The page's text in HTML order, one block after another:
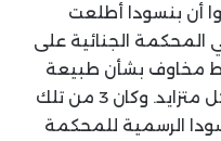
4 مصادر أكدوا أن بنسودا أطلعت
الجنائية على
مخاوف بشأن طبيعة
سلوكه المستمرة والمهددة بشكل متزايد. وكان 3 من تلك
الرسمية للمحكمة